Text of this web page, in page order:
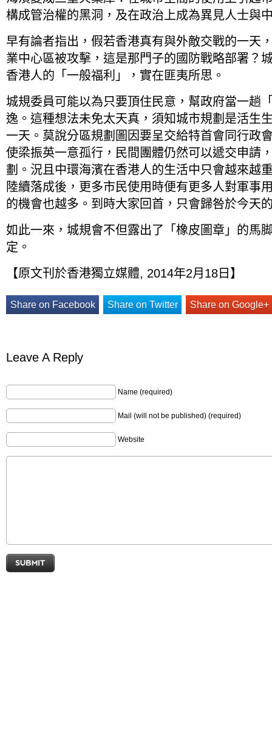
構成管治權的黑洞，及在政治上成為異見人士與
早有論者指出，假若香港真有與外敵交戰的一天
業中心區被攻擊，這是那門子的國防戰略部署？
香港人的「一般福利」，實在匪夷所思。
城規委員可能以為只要頂住民意，幫政府當一趟
逸。這種想法未免太天真，須知城市規劃是活生
一天。莫說分區規劃圖因要呈交給特首會同行政
使梁振英一意孤行，民間團體仍然可以遞交申請
劃。況且中環海濱在香港人的生活中只會越來越
陸續落成後，更多市民使用時便有更多人對軍事
的機會也越多。到時大家回首，只會歸咎於今天
如此一來，城規會不但露出了「橡皮圖章」的馬
定。
【原文刊於香港獨立媒體, 2014年2月18日】
Share on Facebook Share on Twitter Share on Google+
Leave A Reply
Name (required)
Mail (will not be published) (required)
Website